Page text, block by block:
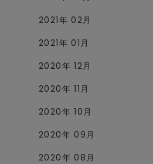
2021年 02月
2021年 01月
2020年 12月
2020年 11月
2020年 10月
2020年 09月
2020年 08月